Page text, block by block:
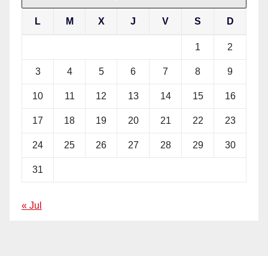
L M X J V S D
1 2
3 4 5 6 7 8 9
10 11 12 13 14 15 16
17 18 19 20 21 22 23
24 25 26 27 28 29 30
31
« Jul